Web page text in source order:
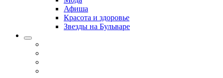
Афиша
Красота и здоровье
Звезды на Бульваре